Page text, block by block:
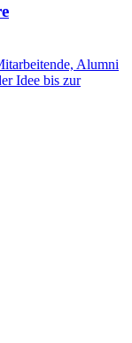
Alumni
Idee bis zur